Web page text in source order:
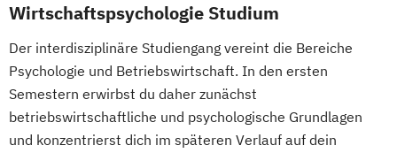
Wirtschaftspsychologie Studium
Der interdisziplinäre Studiengang vereint die Bereiche
Psychologie und Betriebswirtschaft. In den ersten
Semestern erwirbst du daher zunächst
betriebswirtschaftliche und psychologische Grundlagen
und konzentrierst dich im späteren Verlauf auf dein